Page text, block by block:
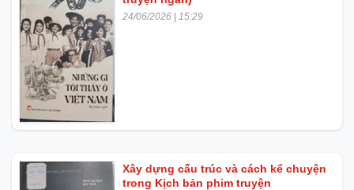
24/06/2026 | 15:29
Xây dựng cấu trúc và cách kể chuyện
trong Kịch bản phim truyện